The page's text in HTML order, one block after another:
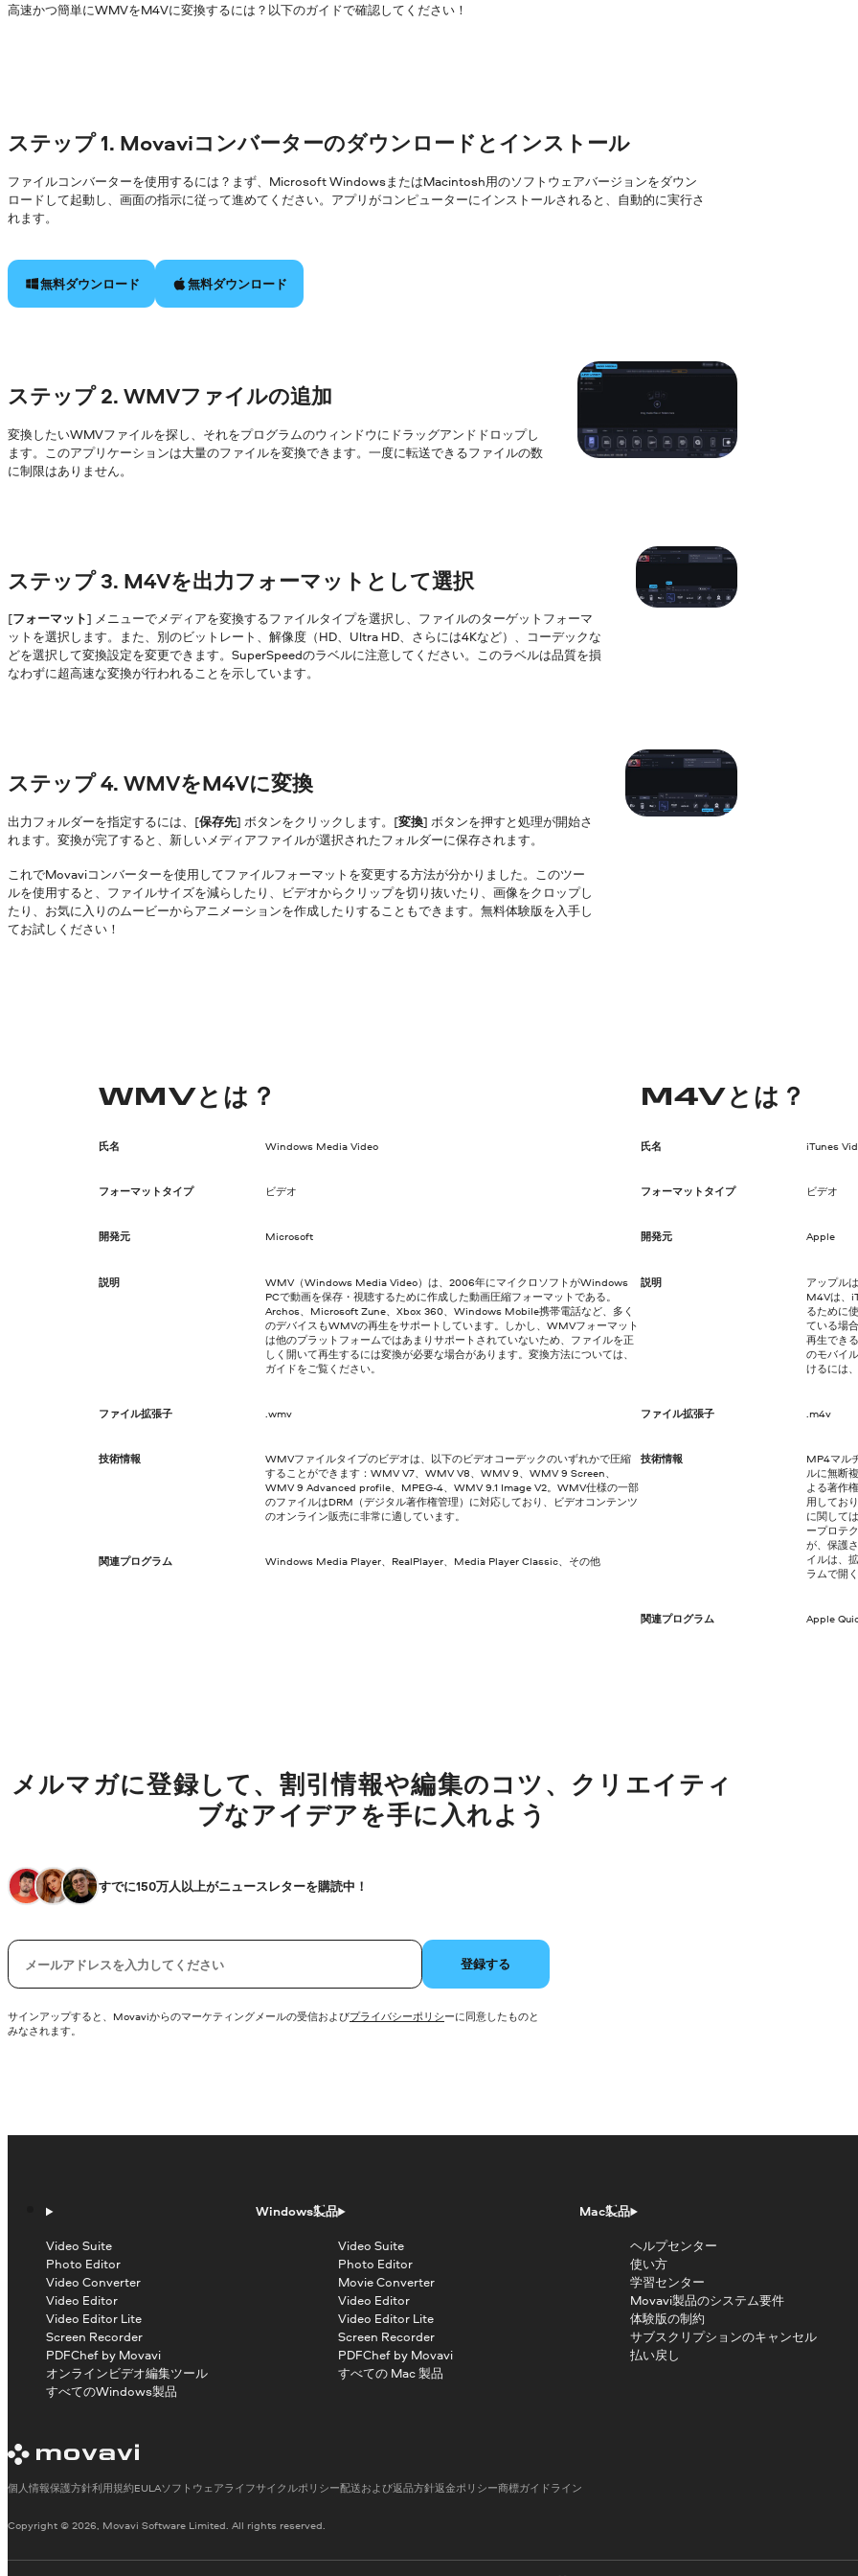
高速かつ簡単にWMVをM4Vに変換するには？以下のガイドで確認してください！
ステップ 1. Movaviコンバーターのダウンロードとインストール
ファイルコンバーターを使用するには？まず、Microsoft WindowsまたはMacintosh用のソフトウェアバージョンをダウン
ロードして起動し、画面の指示に従って進めてください。アプリがコンピューターにインストールされると、自動的に実行さ
れます。
無料ダウンロード 無料ダウンロード
ステップ 2. WMVファイルの追加
変換したいWMVファイルを探し、それをプログラムのウィンドウにドラッグアンドドロップし
ます。このアプリケーションは大量のファイルを変換できます。一度に転送できるファイルの数
に制限はありません。
ステップ 3. M4Vを出力フォーマットとして選択
[フォーマット] メニューでメディアを変換するファイルタイプを選択し、ファイルのターゲットフォーマ
ットを選択します。また、別のビットレート、解像度（HD、Ultra HD、さらには4Kなど）、コーデックな
どを選択して変換設定を変更できます。SuperSpeedのラベルに注意してください。このラベルは品質を損
なわずに超高速な変換が行われることを示しています。
ステップ 4. WMVをM4Vに変換
出力フォルダーを指定するには、[保存先] ボタンをクリックします。[変換] ボタンを押すと処理が開始さ
れます。変換が完了すると、新しいメディアファイルが選択されたフォルダーに保存されます。
これでMovaviコンバーターを使用してファイルフォーマットを変更する方法が分かりました。このツー
ルを使用すると、ファイルサイズを減らしたり、ビデオからクリップを切り抜いたり、画像をクロップし
たり、お気に入りのムービーからアニメーションを作成したりすることもできます。無料体験版を入手し
てお試しください！
WMVとは？
氏名 Windows Media Video
フォーマットタイプ ビデオ
開発元 Microsoft
説明
WMV（Windows Media Video）は、2006年にマイクロソフトがWindows
PCで動画を保存・視聴するために作成した動画圧縮フォーマットである。
Archos、Microsoft Zune、Xbox 360、Windows Mobile携帯電話など、多く
のデバイスもWMVの再生をサポートしています。しかし、WMVフォーマット
は他のプラットフォームではあまりサポートされていないため、ファイルを正
しく開いて再生するには変換が必要な場合があります。変換方法については、
ガイドをご覧ください。
ファイル拡張子 .wmv
技術情報
WMVファイルタイプのビデオは、以下のビデオコーデックのいずれかで圧縮
することができます：WMV V7、WMV V8、WMV 9、WMV 9 Screen、
WMV 9 Advanced profile、MPEG-4、WMV 9.1 Image V2。WMV仕様の一部
のファイルはDRM（デジタル著作権管理）に対応しており、ビデオコンテンツ
のオンライン販売に非常に適しています。
関連プログラム Windows Media Player、RealPlayer、Media Player Classic、その他
M4Vとは？
氏名 iTunes
フォーマットタイプ ビデオ
開発元 Apple
説明
アップル
M4Vは、
るために
ている場
再生でき
のモバイ
けるには
ファイル拡張子 .m4v
技術情報
MP4マル
ルに無断
よる著作
用してお
に関して
ープロテ
が、保護
イルは、
ラムで開
関連プログラム Apple
メルマガに登録して、割引情報や編集のコツ、クリエイティ
ブなアイデアを手に入れよう
すでに150万人以上がニュースレターを購読中！
電子メール 登録する
サインアップすると、Movaviからのマーケティングメールの受信およびプライバシーポリシーに同意したものと
みなされます。
Windows製品
Video Suite
Photo Editor
Video Converter
Video Editor
Video Editor Lite
Screen Recorder
PDFChef by Movavi
オンラインビデオ編集ツール
すべてのWindows製品
Mac製品
Video Suite
Photo Editor
Movie Converter
Video Editor
Video Editor Lite
Screen Recorder
PDFChef by Movavi
すべての Mac 製品
ヘルプセンター
使い方
学習センター
Movavi製品のシステム要件
体験版の制約
サブスクリプションのキャンセル
払い戻し
Copyright © 2026, Movavi Software Limited. All rights reserved.
個人情報保護方針利用規約EULAソフトウェアライフサイクルポリシー配送および返品方針返金ポリシー商標ガイドライン